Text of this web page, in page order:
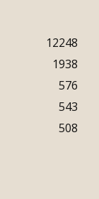
12248
1938
576
543
508